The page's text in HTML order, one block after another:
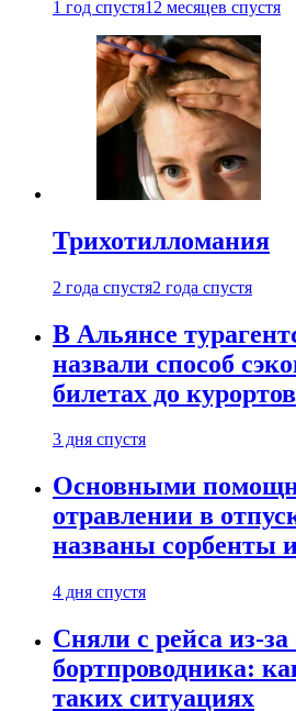
1 год спустя12 месяцев спустя
Трихотилломания
2 года спустя2 года спустя
В Альянсе
назвали способ
билетах до курортов
3 дня спустя
Основными
отравлении в
названы сорбенты
4 дня спустя
Сняли с рейса из-за
бортпроводника:
таких ситуациях